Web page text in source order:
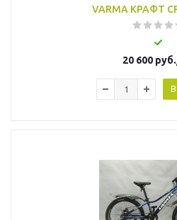
VARMA КРАФТ
20 600 руб.